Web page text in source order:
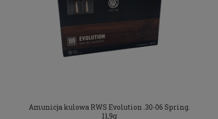
Amunicja kulowa RWS Evolution .30-06 Spring.
11,9g